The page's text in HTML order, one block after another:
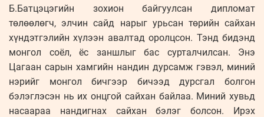
Б.Батцэцэгийн зохион байгуулсан дипломат
төлөөлөгч, элчин сайд нарыг урьсан төрийн сайхан
хүндэтгэлийн хүлээн авалтад оролцсон. Тэнд бидэнд
монгол соёл, ёс заншлыг бас сурталчилсан. Энэ
Цагаан сарын хамгийн нандин дурсамж гэвэл, миний
нэрийг монгол бичгээр бичээд дурсгал болгон
бэлэглэсэн нь их онцгой сайхан байлаа. Миний хувьд
насаараа нандигнах сайхан бэлэг болсон. Ирэх